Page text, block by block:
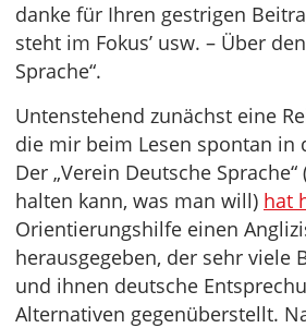
danke für Ihren gestrigen
steht im Fokus’ usw. – Über
Sprache“.
Untenstehend zunächst eine
die mir beim Lesen spontan in
Der „Verein Deutsche
halten kann, was man will) hat
Orientierungshilfe einen
herausgegeben, der sehr viele
und ihnen deutsche
Alternativen gegenüberstellt.